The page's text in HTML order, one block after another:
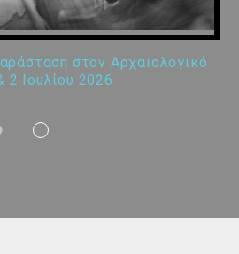
στον Αρχαιολογικό
Ιουλίου 2026